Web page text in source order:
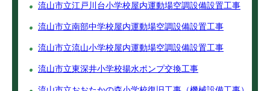
流山市立江戸川台小学校屋内運動場空調設備設置工事
流山市立南部中学校屋内運動場空調設備設置工事
流山市立流山小学校屋内運動場空調設備設置工事
流山市立東深井小学校揚水ポンプ交換工事